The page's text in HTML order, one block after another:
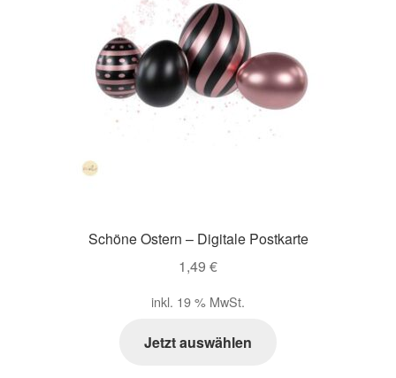
Richtlinie für Rückerstattungen und Rückgaben
Über Wohlzeit
WiderrufsbelehrungSchöne Ostern – Digitale Postkarte
1,49 €
inkl. 19 % MwSt.
Jetzt auswählen